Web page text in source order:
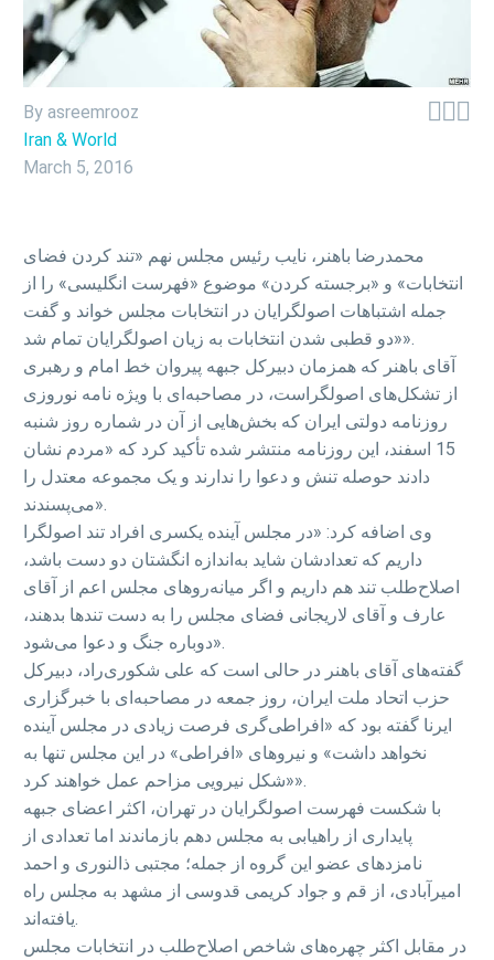

By asreemrooz
Iran & World
March 5, 2016
محمدرضا باهنر، نایب رئیس مجلس نهم «تند کردن فضای
انتخابات» و «برجسته کردن» موضوع «فهرست انگلیسی» را از
جمله اشتباهات اصولگرایان در انتخابات مجلس خواند و گفت
«دو قطبی شدن انتخابات به زیان اصولگرایان تمام شد».
آقای باهنر که همزمان دبیرکل جبهه پیروان خط امام و رهبری
از تشکل‌های اصولگراست، در مصاحبه‌ای با ویژه نامه نوروزی
روزنامه دولتی ایران که بخش‌هایی از آن در شماره روز شنبه
15 اسفند، این روزنامه منتشر شده تأکید کرد که «مردم نشان
دادند حوصله تنش و دعوا را ندارند و یک مجموعه معتدل را
می‌پسندند».
وی اضافه کرد: «در مجلس آینده یکسری افراد تند اصولگرا
داریم که تعدادشان شاید به‌اندازه انگشتان دو دست باشد،
اصلاح‌طلب تند هم داریم و اگر میانه‌روهای مجلس اعم از آقای
عارف و آقای لاریجانی فضای مجلس را به دست تندها بدهند،
دوباره جنگ و دعوا می‌شود».
گفته‌های آقای باهنر در حالی است که علی شکوری‌راد، دبیرکل
حزب اتحاد ملت ایران، روز جمعه در مصاحبه‌ای با خبرگزاری
ایرنا گفته بود که «افراطی‌گری فرصت زیادی در مجلس آینده
نخواهد داشت» و نیروهای «افراطی» در این مجلس تنها به
«شکل نیرویی مزاحم عمل خواهند کرد».
با شکست فهرست اصولگرایان در تهران، اکثر اعضای جبهه
پایداری از راهیابی به مجلس دهم بازماندند اما تعدادی از
نامزدهای عضو این گروه از جمله؛ مجتبی ذالنوری و احمد
امیرآبادی، از قم و جواد کریمی قدوسی از مشهد به مجلس راه
یافته‌اند.
در مقابل اکثر چهره‌های شاخص اصلاح‌طلب در انتخابات مجلس